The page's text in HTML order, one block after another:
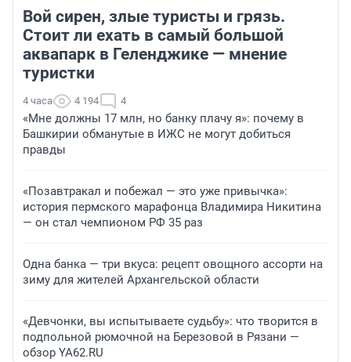
Вой сирен, злые туристы и грязь.
Стоит ли ехать в самый большой
аквапарк в Геленджике — мнение
туристки
4 часа 4 194 4
«Мне должны 17 млн, но банку плачу я»: почему в
Башкирии обманутые в ИЖС не могут добиться
правды
«Позавтракал и побежал — это уже привычка»:
история пермского марафонца Владимира Никитина
— он стал чемпионом РФ 35 раз
Одна банка — три вкуса: рецепт овощного ассорти на
зиму для жителей Архангельской области
«Девчонки, вы испытываете судьбу»: что творится в
подпольной рюмочной на Березовой в Рязани —
обзор YA62.RU